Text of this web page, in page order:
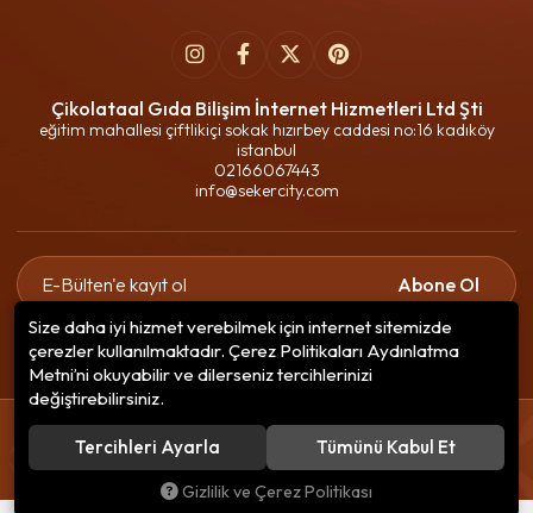
Çikolataal Gıda Bilişim İnternet Hizmetleri Ltd Şti
eğitim mahallesi çiftlikiçi sokak hızırbey caddesi no:16 kadıköy
istanbul
02166067443
info@sekercity.com
Abone Ol
Gizlilik politikasınıokudum ve elektronik posta almayı kabul
ediyorum.
© 2020Çikolataal Gıda Bilişim. Tüm hakları saklıdır.
256 BitSSLEncryption
Size daha iyi hizmet verebilmek için internet sitemizde
çerezler kullanılmaktadır. Çerez Politikaları Aydınlatma
Metni’ni okuyabilir ve dilerseniz tercihlerinizi
değiştirebilirsiniz.
Tercihleri Ayarla Tümünü Kabul Et
Gizlilik ve Çerez Politikası